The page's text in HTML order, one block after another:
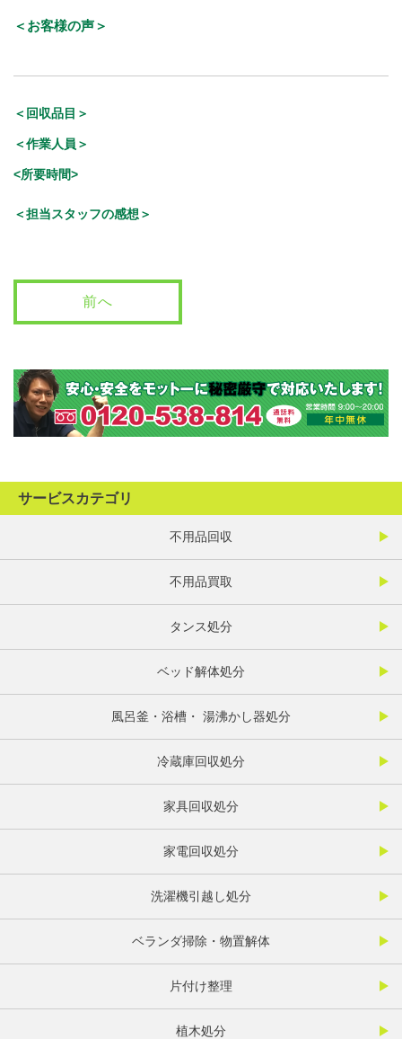
＜お客様の声＞
＜回収品目＞
＜作業人員＞
<所要時間>
＜担当スタッフの感想＞
前へ
サービスカテゴリ
不用品回収
不用品買取
タンス処分
ベッド解体処分
風呂釜・浴槽・ 湯沸かし器処分
冷蔵庫回収処分
家具回収処分
家電回収処分
洗濯機引越し処分
ベランダ掃除・物置解体
片付け整理
植木処分